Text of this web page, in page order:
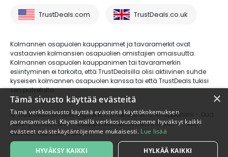
TrustDeals.com TrustDeals.co.uk
Kolmannen osapuolen kauppanimet ja tavaramerkit ovat
vastaavien kolmansien osapuolien omistajien omaisuutta.
Kolmannen osapuolen kauppanimen tai tavaramerkin
esiintyminen ei tarkoita, että TrustDealsilla olisi aktiivinen suhde
kyseisen kolmannen osapuolen kanssa tai että TrustDeals tukisi
sen palveluita.
© Trustdeals on AMS Digital B.V.:n rekisteröimä kauppanimi - Oud
Laren 1, 1251BL, Laren - kaupparekisterinumero 80264174 - ALV-
numero: NL861609360B01
×
Tämä sivusto käyttää evästeitä
Tämä verkkosivusto käyttää evästeitä käyttökokemuksen
parantamiseksi. Käyttämällä verkkosivustoamme hyväksyt kaikki
evästeet evästekäytäntöjemme mukaisesti. Lue lisää
HYVÄKSY KAIKKI HYLKÄÄ KAIKKI